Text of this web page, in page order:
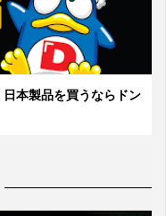
本製品を買うならドン